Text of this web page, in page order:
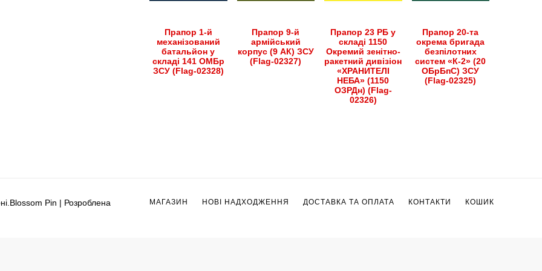
Прапор 1-й
механізований
батальйон у
складі 141 ОМБр
ЗСУ (Flag-02328)
Прапор 9-й
армійський
корпус (9 АК) ЗСУ
(Flag-02327)
Прапор 23 РБ у
складі 1150
Окремий зенітно-
ракетний дивізіон
«ХРАНИТЕЛІ
НЕБА» (1150
ОЗРДн) (Flag-
02326)
Прапор 20-та
окрема бригада
безпілотних
систем «К-2» (20
ОБрБпС) ЗСУ
(Flag-02325)
Blossom Pin | Розроблена
МАГАЗИН НОВІ НАДХОДЖЕННЯ ДОСТАВКА ТА ОПЛАТА КОНТАКТИ КОШИК